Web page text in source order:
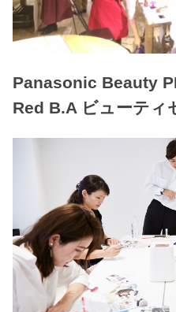
Panasonic Beauty
Red B.A ビューティ